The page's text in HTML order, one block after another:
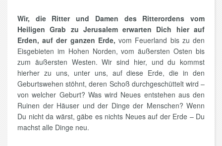
Wir, die Ritter und Damen des Ritterordens vom
Heiligen Grab zu Jerusalem erwarten Dich hier auf
Erden, auf der ganzen Erde, vom Feuerland bis zu den
Eisgebieten im Hohen Norden, vom äußersten Osten bis
zum äußersten Westen. Wir sind hier, und du kommst
hierher zu uns, unter uns, auf diese Erde, die in den
Geburtswehen stöhnt, deren Schoß durchgeschüttelt wird –
von welcher Geburt? Was wird Neues entstehen aus den
Ruinen der Häuser und der Dinge der Menschen? Wenn
Du nicht da wärst, gäbe es nichts Neues auf der Erde – Du
machst alle Dinge neu.